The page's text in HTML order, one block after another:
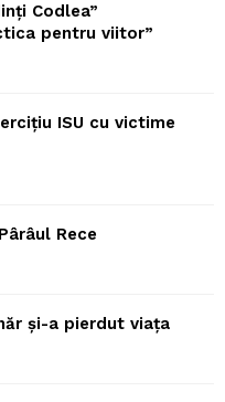
Codlea”
pentru viitor”
ISU cu victime
Rece
și-a pierdut viața